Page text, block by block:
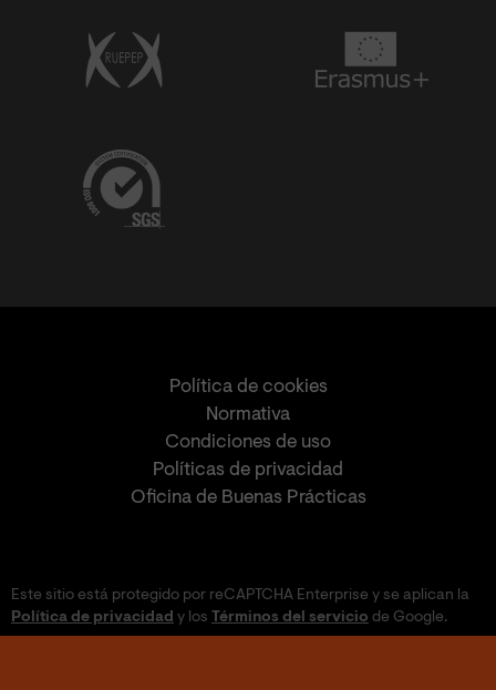
Política de cookies
Normativa
Condiciones de uso
Políticas de privacidad
Oficina de Buenas Prácticas
Este sitio está protegido por reCAPTCHA Enterprise y se aplican la
Política de privacidad y los Términos del servicio de Google.